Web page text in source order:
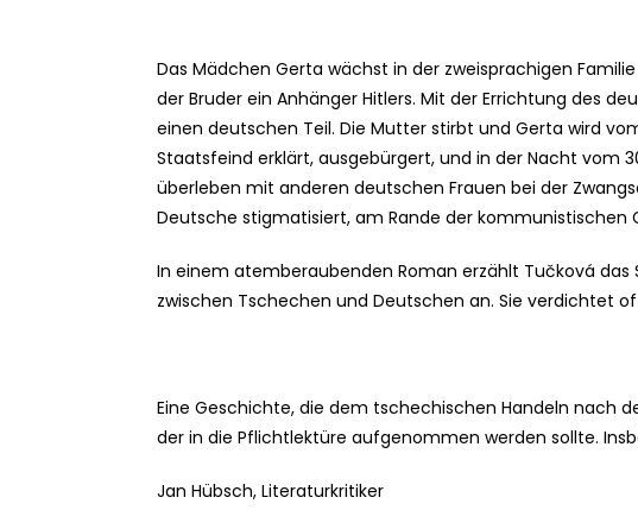
Das Mädchen Gerta wächst in der zweisprachigen
der Bruder ein Anhänger Hitlers. Mit der Errichtung des
einen deutschen Teil. Die Mutter stirbt und Gerta wird
Staatsfeind erklärt, ausgebürgert, und in der Nacht vom
überleben mit anderen deutschen Frauen bei der
Deutsche stigmatisiert, am Rande der kommunistischen
In einem atemberaubenden Roman erzählt Tučková das
zwischen Tschechen und Deutschen an. Sie verdichtet
Eine Geschichte, die dem tschechischen Handeln nach
der in die Pflichtlektüre aufgenommen werden sollte.
Jan Hübsch, Literaturkritiker